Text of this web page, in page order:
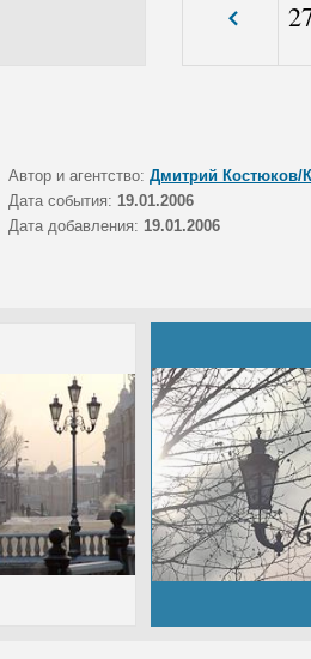
Автор и агентство: Дмитрий Костюков/
Дата события: 19.01.2006
Дата добавления: 19.01.2006